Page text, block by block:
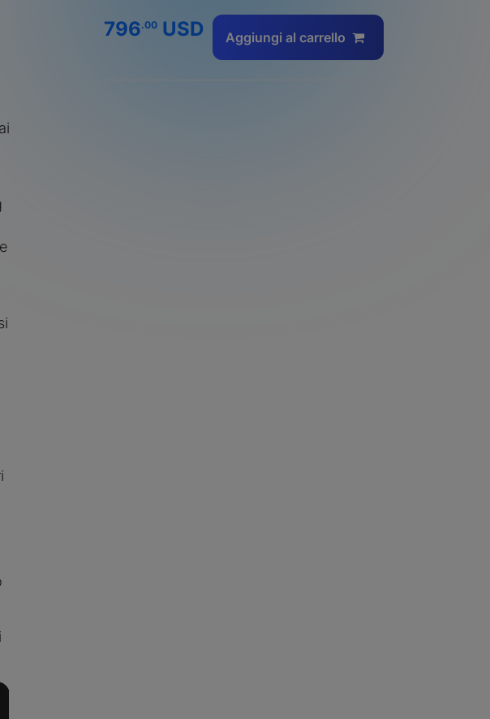
796.00 USD Aggiungi al carrello